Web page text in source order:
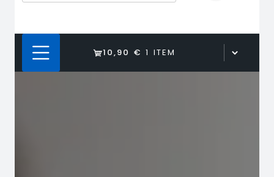
10,90 € 1 ITEM